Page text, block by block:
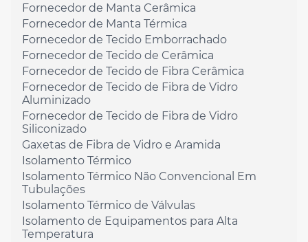
Fornecedor de Manta Cerâmica
Fornecedor de Manta Térmica
Fornecedor de Tecido Emborrachado
Fornecedor de Tecido de Cerâmica
Fornecedor de Tecido de Fibra Cerâmica
Fornecedor de Tecido de Fibra de Vidro
Aluminizado
Fornecedor de Tecido de Fibra de Vidro
Siliconizado
Gaxetas de Fibra de Vidro e Aramida
Isolamento Térmico
Isolamento Térmico Não Convencional Em
Tubulações
Isolamento Térmico de Válvulas
Isolamento de Equipamentos para Alta
Temperatura